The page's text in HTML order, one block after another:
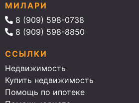
МИЛАРИ
8 (909) 598-0738
8 (909) 598-8850
ССЫЛКИ
Недвижимость
Купить недвижимость
Помощь по ипотеке